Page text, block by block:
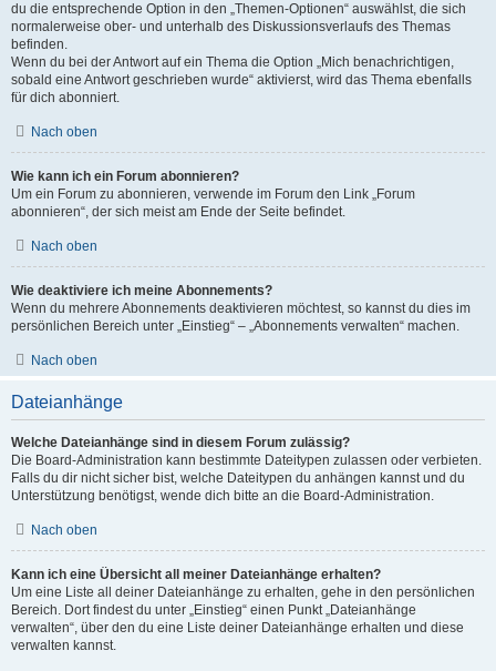
du die entsprechende Option in den „Themen-Optionen“ auswählst, die sich
normalerweise ober- und unterhalb des Diskussionsverlaufs des Themas
befinden.
Wenn du bei der Antwort auf ein Thema die Option „Mich benachrichtigen,
sobald eine Antwort geschrieben wurde“ aktivierst, wird das Thema ebenfalls
für dich abonniert.
Nach oben
Wie kann ich ein Forum abonnieren?
Um ein Forum zu abonnieren, verwende im Forum den Link „Forum
abonnieren“, der sich meist am Ende der Seite befindet.
Nach oben
Wie deaktiviere ich meine Abonnements?
Wenn du mehrere Abonnements deaktivieren möchtest, so kannst du dies im
persönlichen Bereich unter „Einstieg“ – „Abonnements verwalten“ machen.
Nach oben
Dateianhänge
Welche Dateianhänge sind in diesem Forum zulässig?
Die Board-Administration kann bestimmte Dateitypen zulassen oder verbieten.
Falls du dir nicht sicher bist, welche Dateitypen du anhängen kannst und du
Unterstützung benötigst, wende dich bitte an die Board-Administration.
Nach oben
Kann ich eine Übersicht all meiner Dateianhänge erhalten?
Um eine Liste all deiner Dateianhänge zu erhalten, gehe in den persönlichen
Bereich. Dort findest du unter „Einstieg“ einen Punkt „Dateianhänge
verwalten“, über den du eine Liste deiner Dateianhänge erhalten und diese
verwalten kannst.